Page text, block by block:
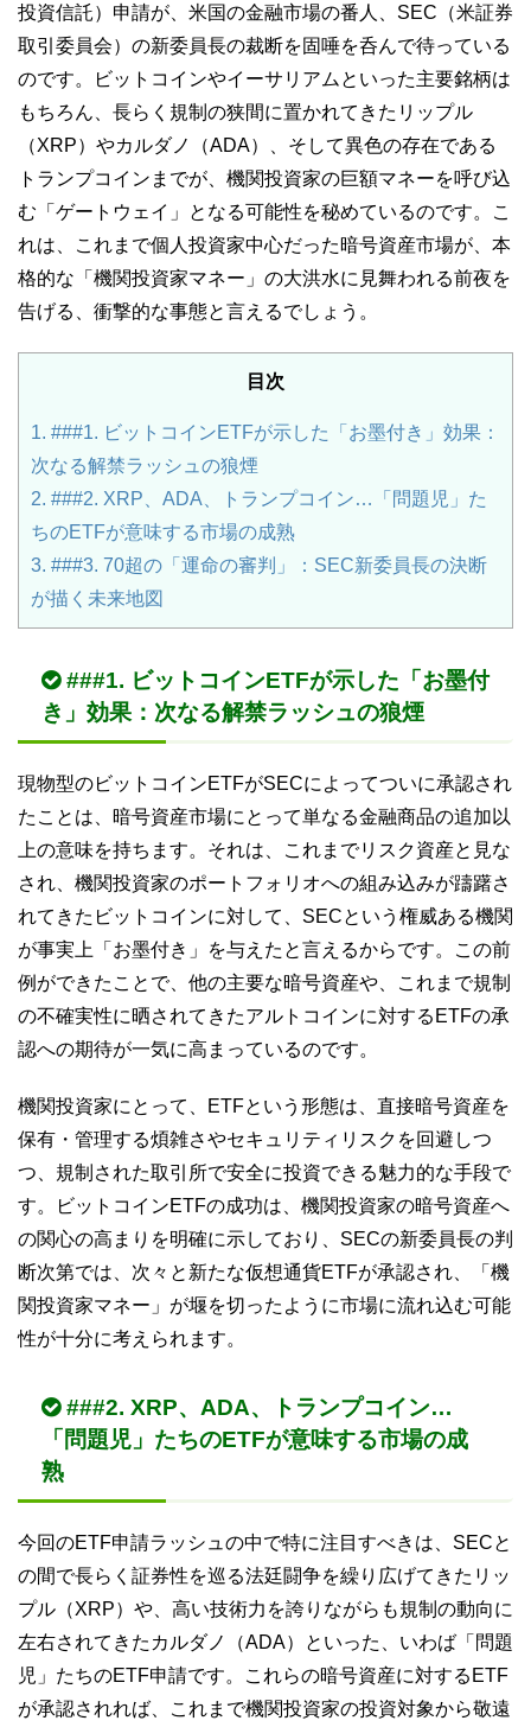
投資信託）申請が、米国の金融市場の番人、SEC（米証券
取引委員会）の新委員長の裁断を固唾を呑んで待っている
のです。ビットコインやイーサリアムといった主要銘柄は
もちろん、長らく規制の狭間に置かれてきたリップル
（XRP）やカルダノ（ADA）、そして異色の存在である
トランプコインまでが、機関投資家の巨額マネーを呼び込
む「ゲートウェイ」となる可能性を秘めているのです。こ
れは、これまで個人投資家中心だった暗号資産市場が、本
格的な「機関投資家マネー」の大洪水に見舞われる前夜を
告げる、衝撃的な事態と言えるでしょう。
目次
1. ###1. ビットコインETFが示した「お墨付き」効果：
次なる解禁ラッシュの狼煙
2. ###2. XRP、ADA、トランプコイン…「問題児」た
ちのETFが意味する市場の成熟
3. ###3. 70超の「運命の審判」：SEC新委員長の決断
が描く未来地図
###1. ビットコインETFが示した「お墨付
き」効果：次なる解禁ラッシュの狼煙
現物型のビットコインETFがSECによってついに承認され
たことは、暗号資産市場にとって単なる金融商品の追加以
上の意味を持ちます。それは、これまでリスク資産と見な
され、機関投資家のポートフォリオへの組み込みが躊躇さ
れてきたビットコインに対して、SECという権威ある機関
が事実上「お墨付き」を与えたと言えるからです。この前
例ができたことで、他の主要な暗号資産や、これまで規制
の不確実性に晒されてきたアルトコインに対するETFの承
認への期待が一気に高まっているのです。
機関投資家にとって、ETFという形態は、直接暗号資産を
保有・管理する煩雑さやセキュリティリスクを回避しつ
つ、規制された取引所で安全に投資できる魅力的な手段で
す。ビットコインETFの成功は、機関投資家の暗号資産へ
の関心の高まりを明確に示しており、SECの新委員長の判
断次第では、次々と新たな仮想通貨ETFが承認され、「機
関投資家マネー」が堰を切ったように市場に流れ込む可能
性が十分に考えられます。
###2. XRP、ADA、トランプコイン…
「問題児」たちのETFが意味する市場の成
熟
今回のETF申請ラッシュの中で特に注目すべきは、SECと
の間で長らく証券性を巡る法廷闘争を繰り広げてきたリッ
プル（XRP）や、高い技術力を誇りながらも規制の動向に
左右されてきたカルダノ（ADA）といった、いわば「問題
児」たちのETF申請です。これらの暗号資産に対するETF
が承認されれば、これまで機関投資家の投資対象から敬遠